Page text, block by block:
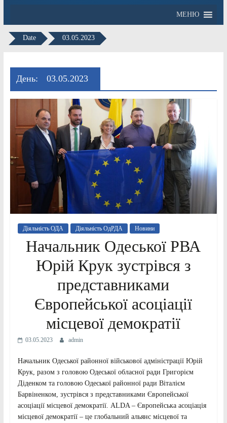
МЕНЮ
Date 03.05.2023
День: 03.05.2023
Діяльність ОДА Діяльність ОдРДА Новини
Начальник Одеської РВА
Юрій Крук зустрівся з
представниками
Європейської асоціації
місцевої демократії
03.05.2023 admin
Начальник Одеської районної військової адміністрації Юрій
Крук, разом з головою Одеської обласної ради Григорієм
Діденком та головою Одеської районної ради Віталієм
Барвіненком, зустрівся з представниками Європейської
асоціації місцевої демократії. ALDA – Європейська асоціація
місцевої демократії – це глобальний альянс місцевої та